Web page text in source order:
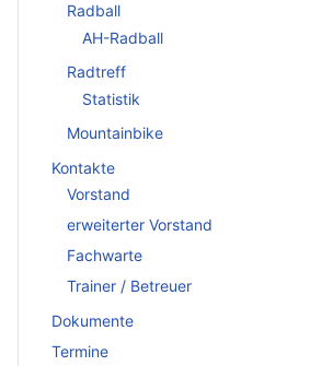
Radball
AH-Radball
Radtreff
Statistik
Mountainbike
Kontakte
Vorstand
erweiterter Vorstand
Fachwarte
Trainer / Betreuer
Dokumente
Termine